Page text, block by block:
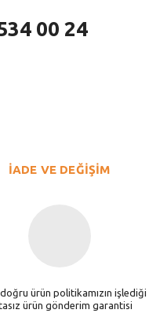
00 24
İADE VE DEĞİŞİM
ürün politikamızın işlediği
ürün gönderim garantisi